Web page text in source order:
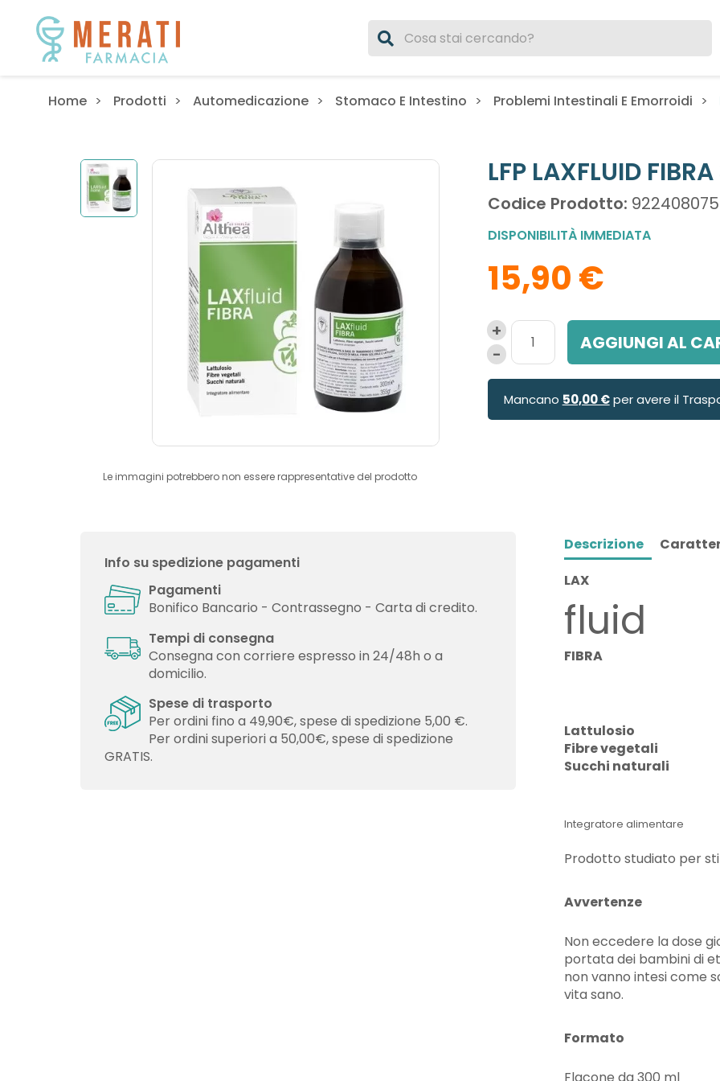
Home Prodotti Automedicazione Stomaco E Intestino Problemi Intestinali E Emorroidi
Le immagini potrebbero non essere rappresentative del prodotto
LFP LAXFLUID
Codice Prodotto: 922408075
DISPONIBILITÀ IMMEDIATA
15,90 €
AGGIUNGI AL
Mancano 50,00 €per avere il
Descrizione
LAX
fluid
FIBRA
Lattulosio
Fibre vegetali
Succhi naturali
Integratore alimentare
Prodotto studiato per
Avvertenze
Non eccedere la dose
portata dei bambini di
non vanno intesi come
vita sano.
Formato
Info su spedizione pagamenti
Pagamenti
Bonifico Bancario - Contrassegno - Carta di credito.
Tempi di consegna
Consegna con corriere espresso in 24/48h o a
domicilio.
Spese di trasporto
Per ordini fino a 49,90€, spese di spedizione 5,00 €.
Per ordini superiori a 50,00€, spese di spedizione
GRATIS.